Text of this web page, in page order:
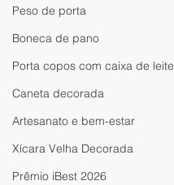
Peso de porta
Boneca de pano
Porta copos com caixa de leite
Caneta decorada
Artesanato e bem-estar
Xícara Velha Decorada
Prêmio iBest 2026